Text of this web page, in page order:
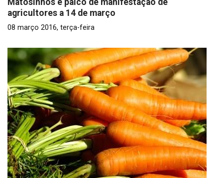
Matosinhos é palco de manifestação de
agricultores a 14 de março
08 março 2016, terça-feira